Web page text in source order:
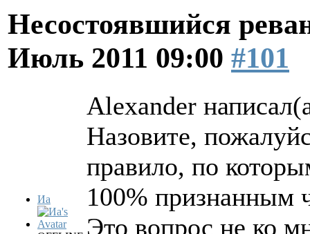
Несостоявшийся
Июль 2011 09:00 #101
Иа
Alexander
Назовите,
правило, по
100% признанным
Это вопрос не ко